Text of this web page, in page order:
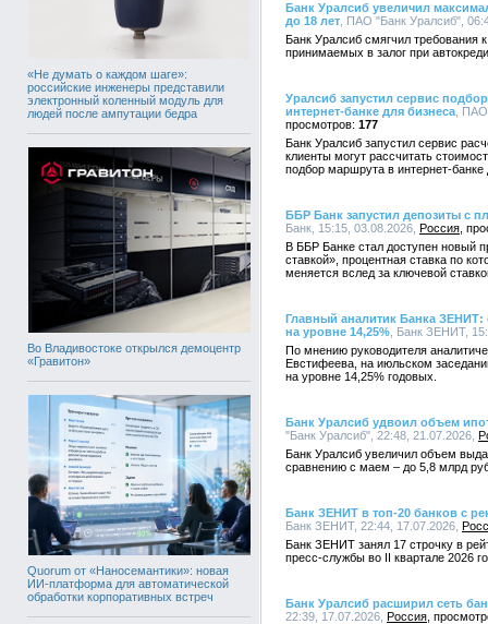
«Не думать о каждом шаге»:
российские инженеры представили
электронный коленный модуль для
людей после ампутации бедра
Во Владивостоке открылся демоцентр
«Гравитон»
Quorum от «Наносемантики»: новая
ИИ-платформа для автоматической
обработки корпоративных встреч
Банк Уралсиб увеличил
до 18 лет , ПАО "Банк Уралсиб",
Банк Уралсиб смягчил требования
принимаемых в залог при
Уралсиб запустил сервис
интернет-банке для бизнеса ,
177
Банк Уралсиб запустил сервис
клиенты могут рассчитать
подбор маршрута в интернет-
ББР Банк запустил депозиты с
Банк, 15:15, 03.08.2026, Россия
В ББР Банке стал доступен новый
ставкой», процентная ставка по
меняется вслед за ключевой
Главный аналитик Банка ЗЕНИТ:
на уровне 14,25% , Банк ЗЕНИТ,
По мнению руководителя
Евстифеева, на июльском
на уровне 14,25% годовых.
Банк Уралсиб удвоил объем
"Банк Уралсиб", 22:48, 21.07.2026,
Банк Уралсиб увеличил объем
сравнению с маем – до 5,8 млрд
Банк ЗЕНИТ в топ-20 банков с
Банк ЗЕНИТ, 22:44, 17.07.2026,
Банк ЗЕНИТ занял 17 строчку в
пресс-службы во II квартале 2026
Банк Уралсиб расширил сеть
22:39, 17.07.2026, Россия